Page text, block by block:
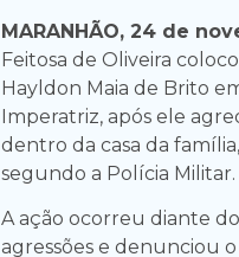
MARANHÃO, 24 de
Feitosa de Oliveira
Hayldon Maia de Brito
Imperatriz, após ele
dentro da casa da
segundo a Polícia Militar.
A ação ocorreu diante
agressões e denunciou